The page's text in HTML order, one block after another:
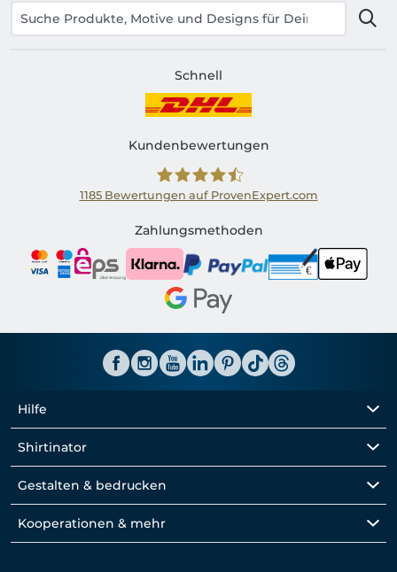
Schnell
Kundenbewertungen
Shirtinator AT
1185Bewertungen auf ProvenExpert.com
Zahlungsmethoden
Hilfe
Shirtinator
Gestalten & bedrucken
Kooperationen & mehr